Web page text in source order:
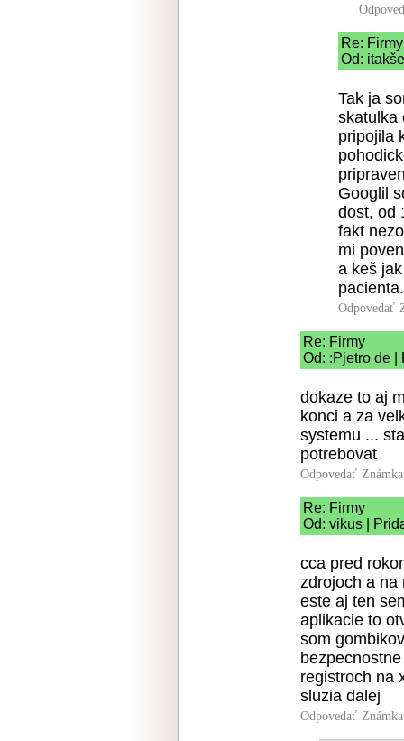
Re: Firmy
Od:
Tak ja
skatulka
pripojila
Googlil
dost, od
fakt
mi
a keš
Odpovedať
Re: Firmy
Od: :Pjetro de |
dokaze to aj
konci a za
systemu ...
potrebovat
Odpovedať
Re: Firmy
Od: vikus |
cca pred
zdrojoch a na
este aj ten
aplikacie to
som
registroch na
sluzia dalej
Odpovedať